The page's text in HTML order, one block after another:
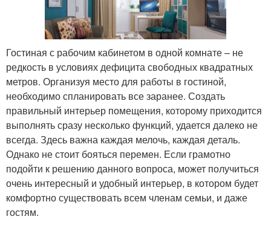
Гостиная с рабочим кабинетом в одной комнате – не
редкость в условиях дефицита свободных квадратных
метров. Организуя место для работы в гостиной,
необходимо спланировать все заранее. Создать
правильный интерьер помещения, которому приходится
выполнять сразу несколько функций, удается далеко не
всегда. Здесь важна каждая мелочь, каждая деталь.
Однако не стоит бояться перемен. Если грамотно
подойти к решению данного вопроса, может получиться
очень интересный и удобный интерьер, в котором будет
комфортно существовать всем членам семьи, и даже
гостям.